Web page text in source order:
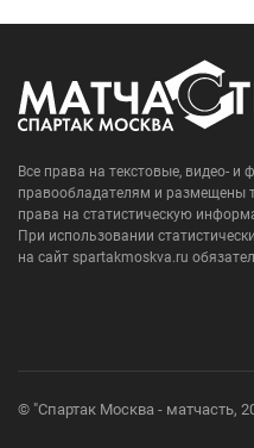
Все права на текстовые, видео-
правообладателям и размещены
права на статистическую
При использовании
на сайт spartakmoskva.ru
© "Спартак Москва - матчасть,